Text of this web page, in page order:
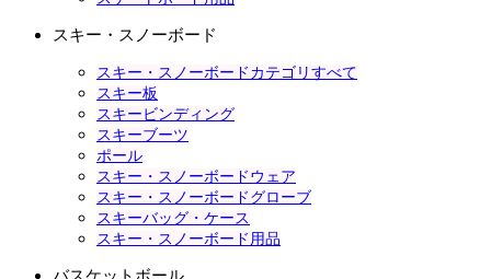
スキー・スノーボード
スキー・スノーボードカテゴリすべて
スキー板
スキービンディング
スキーブーツ
ポール
スキー・スノーボードウェア
スキー・スノーボードグローブ
スキーバッグ・ケース
スキー・スノーボード用品